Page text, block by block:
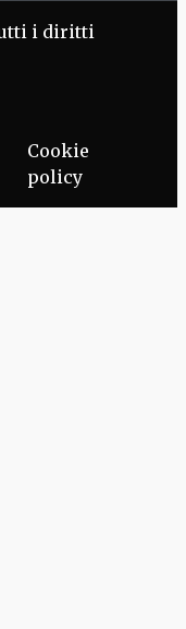
i diritti
Cookie
policy